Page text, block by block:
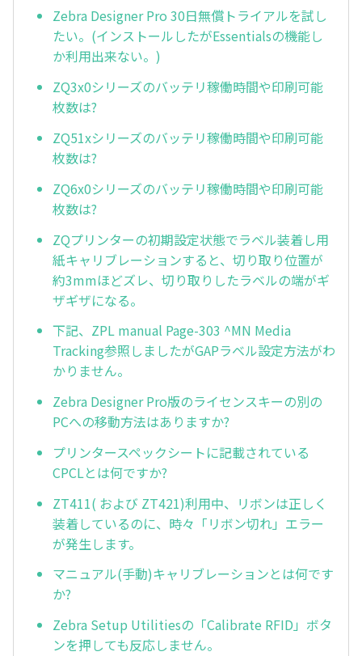
Zebra Designer Pro 30日無償トライアルを試し
たい。(インストールしたがEssentialsの機能し
か利用出来ない。)
ZQ3x0シリーズのバッテリ稼働時間や印刷可能
枚数は?
ZQ51xシリーズのバッテリ稼働時間や印刷可能
枚数は?
ZQ6x0シリーズのバッテリ稼働時間や印刷可能
枚数は?
ZQプリンターの初期設定状態でラベル装着し用
紙キャリブレーションすると、切り取り位置が
約3mmほどズレ、切り取りしたラベルの端がギ
ザギザになる。
下記、ZPL manual Page-303 ^MN Media
Tracking参照しましたがGAPラベル設定方法がわ
かりません。
Zebra Designer Pro版のライセンスキーの別の
PCへの移動方法はありますか?
プリンタースペックシートに記載されている
CPCLとは何ですか?
ZT411( および ZT421)利用中、リボンは正しく
装着しているのに、時々「リボン切れ」エラー
が発生します。
マニュアル(手動)キャリブレーションとは何です
か?
Zebra Setup Utilitiesの「Calibrate RFID」ボタ
ンを押しても反応しません。